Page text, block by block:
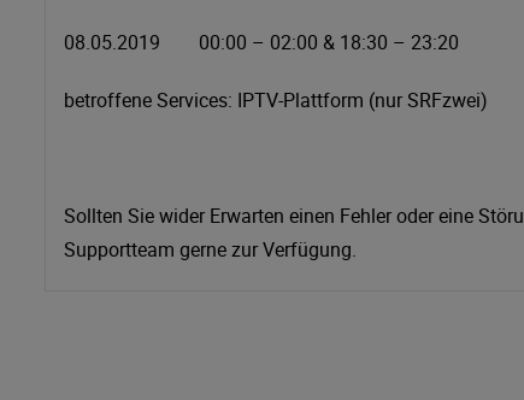
08.05.2019 00:00 – 02:00 & 18:30 – 23:20
betroffene Services: IPTV-Plattform (nur SRFzwei)
Sollten Sie wider Erwarten einen Fehler oder eine
Supportteam gerne zur Verfügung.